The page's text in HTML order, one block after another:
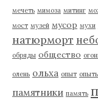
мечеть мимоза митинг
мост музей мусор мухи
натюрморт
обряды общество
олень ольха опыт
памятники память